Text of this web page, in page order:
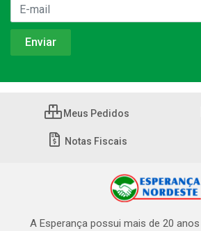
Meus Pedidos
Notas Fiscais
A Esperança possui mais de 20